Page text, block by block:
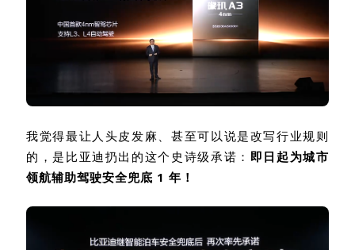
我觉得最让人头皮发麻、甚至可以说是改写行业规则
的，是比亚迪扔出的这个史诗级承诺： 即日起为城市
领航辅助驾驶安全兜底 1 年！